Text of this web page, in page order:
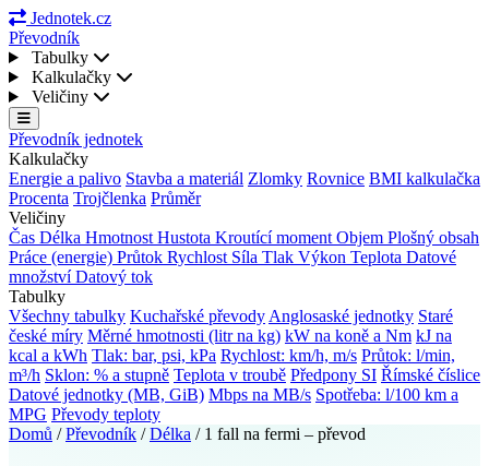
Jednotek.cz
Převodník
Tabulky
Kalkulačky
Veličiny
Převodník jednotek
Kalkulačky
Energie a palivo Stavba a materiál Zlomky Rovnice BMI kalkulačka
Procenta Trojčlenka Průměr
Veličiny
Čas Délka Hmotnost Hustota Kroutící moment Objem Plošný obsah
Práce (energie) Průtok Rychlost Síla Tlak Výkon Teplota Datové
množstvíDatový tok
Tabulky
Všechny tabulky Kuchařské převody Anglosaské jednotky Staré
české míry Měrné hmotnosti (litr na kg) kW na koně a Nm kJ na
kcal a kWh Tlak: bar, psi, kPa Rychlost: km/h, m/s Průtok: l/min,
m³/h Sklon: % a stupně Teplota v troubě Předpony SI Římské číslice
Datové jednotky (MB, GiB) Mbps na MB/s Spotřeba: l/100 km a
MPG Převody teploty
Domů / Převodník / Délka / 1 fall na fermi – převod